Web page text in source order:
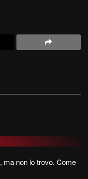
ma non lo trovo. Come